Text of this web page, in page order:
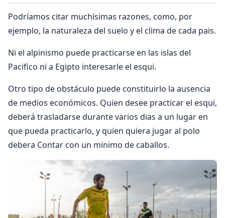
Podríamos citar muchísimas razones, como, por
ejemplo, la naturaleza del suelo y el clima de cada pais.
Ni el alpinismo puede practicarse en las islas del
Pacifico ni a Egipto interesarle el esqui.
Otro tipo de obstáculo puede constituirlo la ausencia
de medios económicos. Quien desee practicar el esqui,
deberá trasladarse durante varios dias a un lugar en
que pueda practicarlo, y quien quiera jugar al polo
debera Contar con un minimo de caballos.